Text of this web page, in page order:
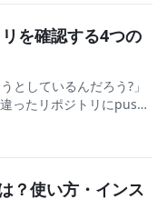
を確認する4つの
としているんだろう?」
ったリポジトリにpush
ルにつながる可能性が
？使い方・インス